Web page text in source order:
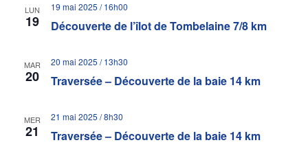
LUN
19 Découverte de l’îlot de Tombelaine 7/8 km
19 mai 2025 / 16h00
MAR
20 Traversée – Découverte de la baie 14 km
20 mai 2025 / 13h30
MER
21 Traversée – Découverte de la baie 14 km
21 mai 2025 / 8h30